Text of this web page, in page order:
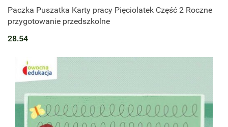
Paczka Puszatka Karty pracy Pięciolatek Część 2 Roczne
przygotowanie przedszkolne
28.54